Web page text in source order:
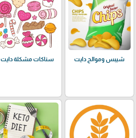
شيبس وموالح دايت سناكات مشكلة دايت